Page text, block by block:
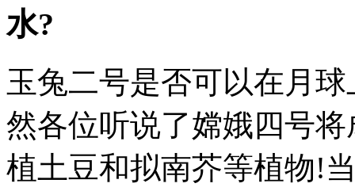
水?
玉兔二号是否可以在月
然各位听说了嫦娥四号
植土豆和拟南芥等植物!